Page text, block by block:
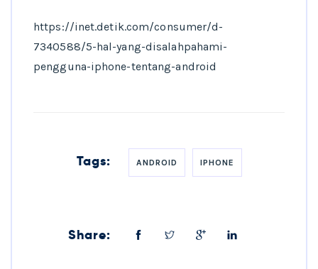
https://inet.detik.com/consumer/d-
7340588/5-hal-yang-disalahpahami-
pengguna-iphone-tentang-android
Tags: ANDROID IPHONE
Share: